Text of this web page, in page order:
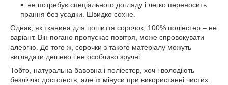
не потребує спеціального догляду і легко переносить
прання без усадки. Швидко сохне.
Однак, як тканина для пошиття сорочок, 100% поліестер – не
варіант. Він погано пропускає повітря, може спровокувати
алергію. До того ж, сорочки з такого матеріалу можуть
виглядати дешево і не особливо зручні.
Тобто, натуральна бавовна і поліестер, хоч і володіють
безліччю достоїнств, але їх мінуси при використанні чистих